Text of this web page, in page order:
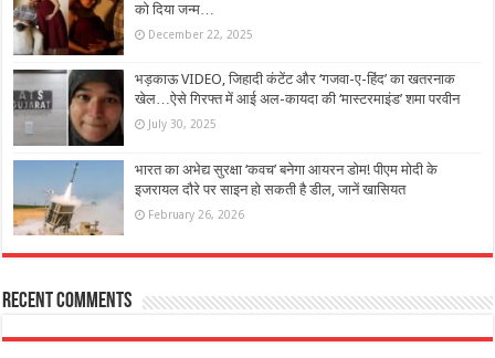
को दिया जन्म…
December 22, 2025
भड़काऊ VIDEO, जिहादी कंटेंट और ‘गजवा-ए-हिंद’ का खतरनाक
खेल…ऐसे गिरफ्त में आई अल-कायदा की ‘मास्टरमाइंड’ शमा परवीन
July 30, 2025
भारत का अभेद्य सुरक्षा ‘कवच’ बनेगा आयरन डोम! पीएम मोदी के
इजरायल दौरे पर साइन हो सकती है डील, जानें खासियत
February 26, 2026
Recent Comments